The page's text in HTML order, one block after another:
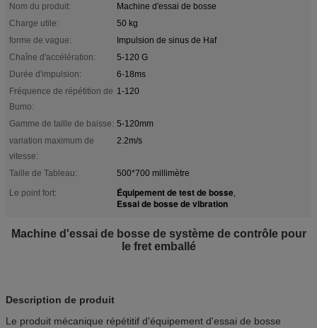
Nom du produit:
Machine d'essai de bosse
Charge utile:
50 kg
forme de vague:
Impulsion de sinus de Haf
Chaîne d'accélération:
5-120 G
Durée d'impulsion:
6-18ms
Fréquence de répétition de
Bumo:
1-120
Gamme de taille de baisse: 5-120mm
variation maximum de
vitesse:
2.2m/s
Taille de Tableau:
500*700 millimètre
Le point fort:
Équipement de test de bosse,
Essai de bosse de vibration
Machine d'essai de bosse de système de contrôle pour
le fret emballé
Description de produit
Le produit mécanique répétitif d'équipement d'essai de bosse